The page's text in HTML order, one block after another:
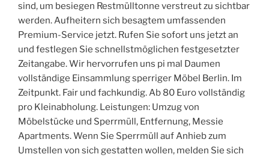
sind, um besiegen Restmülltonne verstreut zu sichtbar
werden. Aufheitern sich besagtem umfassenden
Premium-Service jetzt. Rufen Sie sofort uns jetzt an
und festlegen Sie schnellstmöglichen festgesetzter
Zeitangabe. Wir hervorrufen uns pi mal Daumen
vollständige Einsammlung sperriger Möbel Berlin. Im
Zeitpunkt. Fair und fachkundig. Ab 80 Euro vollständig
pro Kleinabholung. Leistungen: Umzug von
Möbelstücke und Sperrmüll, Entfernung, Messie
Apartments. Wenn Sie Sperrmüll auf Anhieb zum
Umstellen von sich gestatten wollen, melden Sie sich